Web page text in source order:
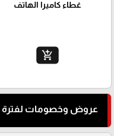
غطاء كاميرا الهاتف
add_shopping_cart
عروض وخصومات لفترة